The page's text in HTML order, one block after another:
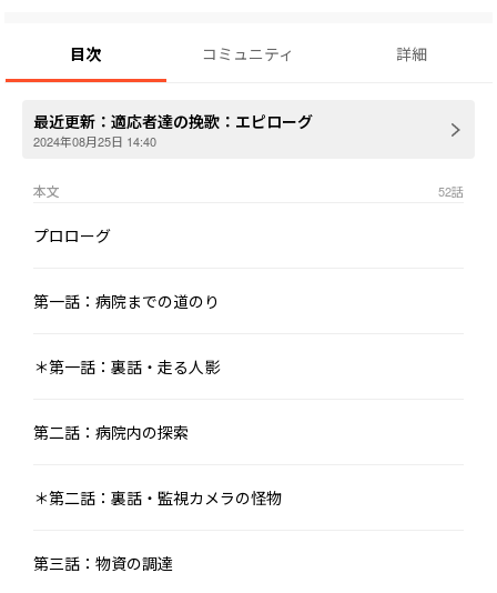
目次 コミュニティ 詳細
最近更新： 適応者達の挽歌：エピローグ
2024年08月25日 14:40
本文 52話
プロローグ
第一話：病院までの道のり
＊第一話：裏話・走る人影
第二話：病院内の探索
＊第二話：裏話・監視カメラの怪物
第三話：物資の調達